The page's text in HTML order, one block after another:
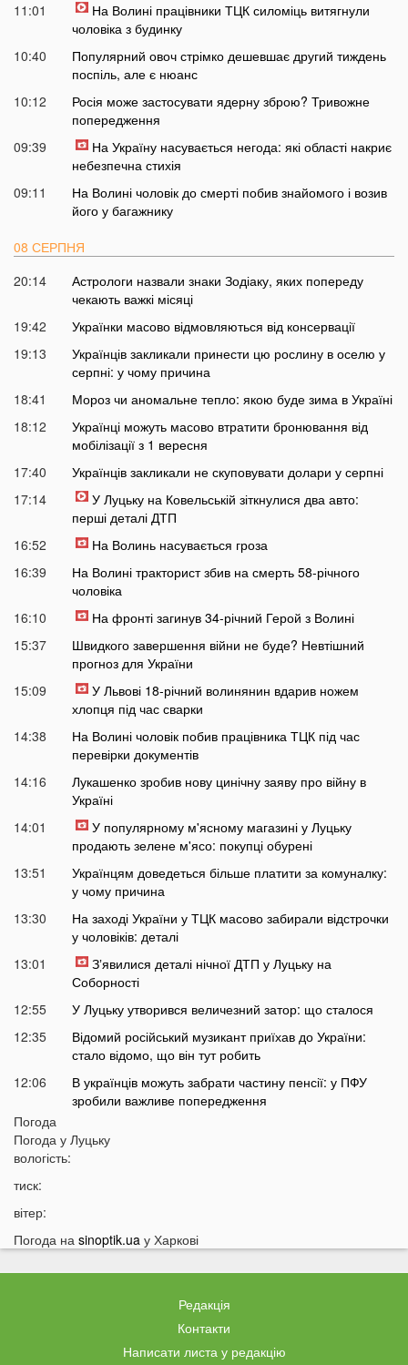
11:01
На Волині працівники ТЦК силоміць витягнули
чоловіка з будинку
10:40
Популярний овоч стрімко дешевшає другий тиждень
поспіль, але є нюанс
10:12
Росія може застосувати ядерну зброю? Тривожне
попередження
09:39
На Україну насувається негода: які області накриє
небезпечна стихія
09:11
На Волині чоловік до смерті побив знайомого і возив
його у багажнику
08 СЕРПНЯ
20:14
Астрологи назвали знаки Зодіаку, яких попереду
чекають важкі місяці
19:42
Українки масово відмовляються від консервації
19:13
Українців закликали принести цю рослину в оселю у
серпні: у чому причина
18:41
Мороз чи аномальне тепло: якою буде зима в Україні
18:12
Українці можуть масово втратити бронювання від
мобілізації з 1 вересня
17:40
Українців закликали не скуповувати долари у серпні
17:14
У Луцьку на Ковельській зіткнулися два авто:
перші деталі ДТП
16:52
На Волинь насувається гроза
16:39
На Волині тракторист збив на смерть 58-річного
чоловіка
16:10
На фронті загинув 34-річний Герой з Волині
15:37
Швидкого завершення війни не буде? Невтішний
прогноз для України
15:09
У Львові 18-річний волинянин вдарив ножем
хлопця під час сварки
14:38
На Волині чоловік побив працівника ТЦК під час
перевірки документів
14:16
Лукашенко зробив нову цинічну заяву про війну в
Україні
14:01
У популярному м'ясному магазині у Луцьку
продають зелене м'ясо: покупці обурені
13:51
Українцям доведеться більше платити за комуналку:
у чому причина
13:30
На заході України у ТЦК масово забирали відстрочки
у чоловіків: деталі
13:01
Зʼявилися деталі нічної ДТП у Луцьку на
Соборності
12:55
У Луцьку утворився величезний затор: що сталося
12:35
Відомий російський музикант приїхав до України:
стало відомо, що він тут робить
12:06
В українців можуть забрати частину пенсії: у ПФУ
зробили важливе попередження
11:34
гранатою
10:33
дронів РФ: що відбувається
На війні загинув волинянин, якого 16 місяців
вважали зниклим безвісти
Захід України пішов під воду після потужних злив
Погода
Погода у Луцьку
вологість:
тиск:
вітер:
Погода на sinoptik.ua у Харкові
Редакція
Контакти
Написати листа у редакцію